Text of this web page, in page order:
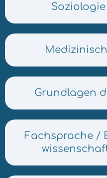
Grundlagen
Fachsprache /